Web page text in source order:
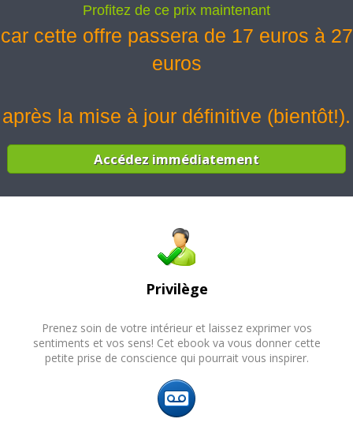
Profitez de ce prix maintenant
car cette offre passera de 17 euros à 27
euros
après la mise à jour définitive (bientôt!).
Accédez immédiatement
Privilège
Prenez soin de votre intérieur et laissez exprimer vos
sentiments et vos sens! Cet ebook va vous donner cette
petite prise de conscience qui pourrait vous inspirer.